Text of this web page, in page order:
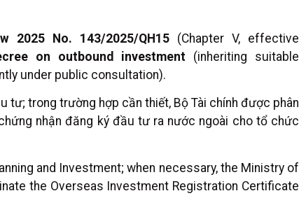
2025 No. 143/2025/QH15 (Chapter V, effective
on outbound investment (inheriting suitable
under public consultation).
tư; trong trường hợp cần thiết, Bộ Tài chính được phân
nhận đăng ký đầu tư ra nước ngoài cho tổ chức
and Investment; when necessary, the Ministry of
the Overseas Investment Registration Certificate